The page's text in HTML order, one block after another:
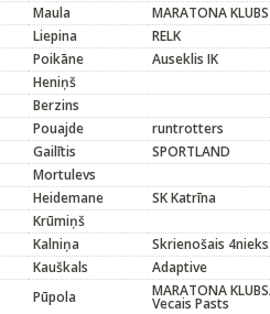
Maula
MARATONA KLUBS
Liepina
RELK
Poikāne
Auseklis IK
Heniņš
Berzins
Pouajde
runtrotters
Gailītis
SPORTLAND
Mortulevs
Heidemane
SK Katrīna
Krūmiņš
Kalniņa
Skrienošais 4nieks
Kauškals
Adaptive
Pūpola MARATONA
Vecais Pasts